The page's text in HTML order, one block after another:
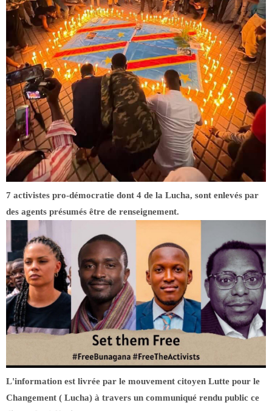
7 activistes pro-démocratie dont 4 de la Lucha, sont enlevés par
des agents présumés être de renseignement.
L'information est livrée par le mouvement citoyen Lutte pour le
Changement ( Lucha) à travers un communiqué rendu public ce